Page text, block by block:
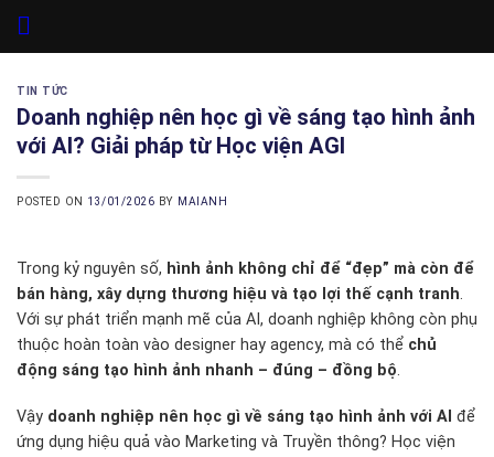
TIN TỨC
Doanh nghiệp nên học gì về sáng tạo hình ảnh
với AI? Giải pháp từ Học viện AGI
POSTED ON 13/01/2026 BY MAIANH
Trong kỷ nguyên số, hình ảnh không chỉ để “đẹp” mà còn để
bán hàng, xây dựng thương hiệu và tạo lợi thế cạnh tranh.
Với sự phát triển mạnh mẽ của AI, doanh nghiệp không còn phụ
thuộc hoàn toàn vào designer hay agency, mà có thể chủ
động sáng tạo hình ảnh nhanh – đúng – đồng bộ.
Vậy doanh nghiệp nên học gì về sáng tạo hình ảnh với AI để
ứng dụng hiệu quả vào Marketing và Truyền thông? Học viện